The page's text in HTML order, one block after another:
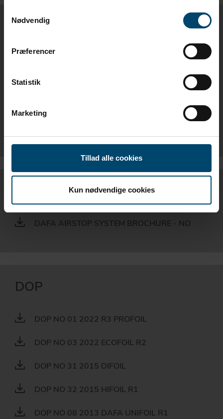
Nødvendig
Præferencer
Statistik
Marketing
Tillad alle cookies
Kun nødvendige cookies
MONTAGEVEJLEDNINGER
DAFA HIFOIL MONTAGEVEJLEDNING - DK
MONTAGEVEJLEDNING DAFA SPRAYBARRIER
BROCHURER
DAFA AIRSTOP SYSTEM BROCHURE - NO
DOP
DOP NO 01 2022 R3 PROFOIL
DOP NO 03 2022 ECOFOIL R2
DOP NO 31 2015 DIFOIL
DOP NO 32 2015 HIFOIL R1
DOP NO 08 2013 DAFA UNIFOIL R1